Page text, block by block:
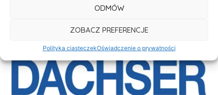
ODMÓW
ZOBACZ PREFERENCJE
Polityka ciasteczekOświadczenie o prywatności